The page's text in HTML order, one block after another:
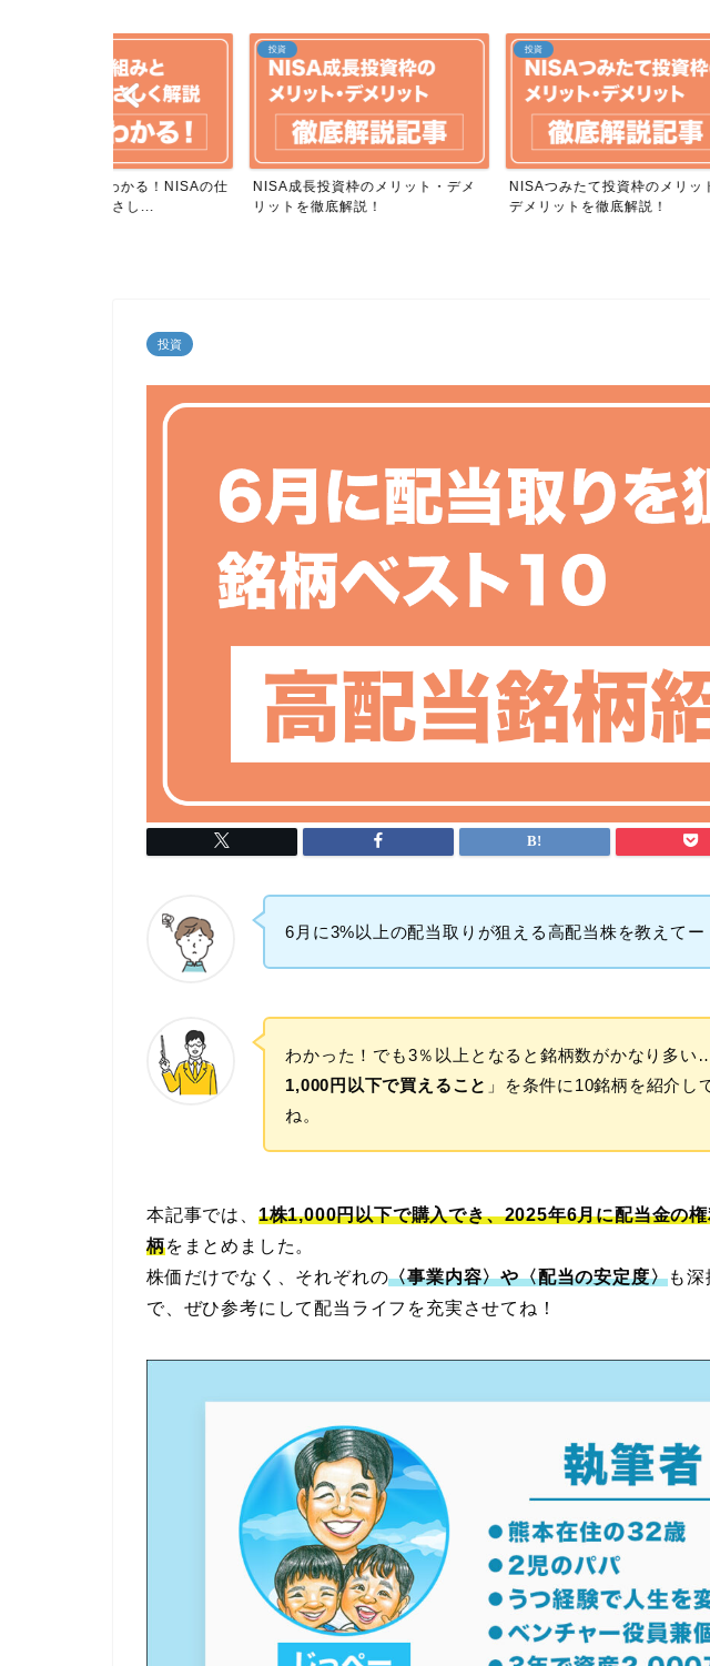
NISA成長投資枠のメリット・デメ
リットを徹底解説！
NISAつみたて投資枠のメリット・
デメリットを徹底解説！
【パパ必見
資産形成｜
投資
6月に3%以上の配当取りが狙える高配当株を教えてー
わかった！でも3％以上となると銘柄数がかなり多い…
1,000円以下で買えること 」を条件に10銘柄を紹介し
ね。
本記事では、 1株1,000円以下で購入でき、2025年6月に配当金の
柄をまとめました。
株価だけでなく、それぞれの〈事業内容〉や〈配当の安定度〉も
で、ぜひ参考にして配当ライフを充実させてね！